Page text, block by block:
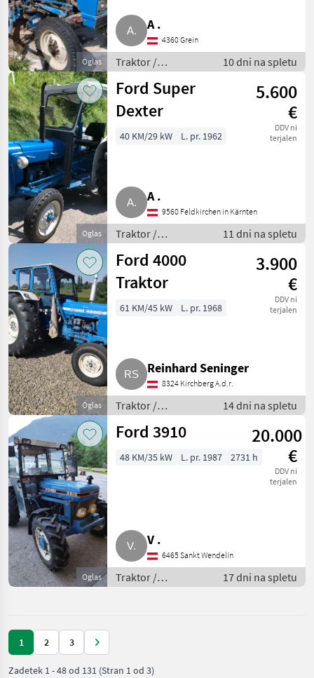
Oglas
A .
4360 Grein
Traktor /
Standardni traktor
10 dni na spletu
Oglas
Ford Super
Dexter
5.600
€
DDV ni
terjalen
40 KM/29 kW L. pr. 1962
A .
9560 Feldkirchen in Kärnten
Traktor /
Standardni traktor
11 dni na spletu
Oglas
Ford 4000
Traktor
3.900
€
DDV ni
terjalen
61 KM/45 kW L. pr. 1968
Reinhard Seninger
8324 Kirchberg A.d.r.
Traktor /
Standardni traktor
14 dni na spletu
Oglas
Ford 3910
20.000
€
DDV ni
terjalen
48 KM/35 kW L. pr. 1987 2731 h
V .
6465 Sankt Wendelin
Traktor /
Standardni traktor
17 dni na spletu
1 2 3
Zadetek 1-48od 131 (Stran 1 od 3)